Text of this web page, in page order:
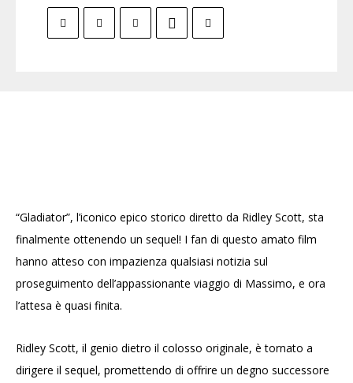
“Gladiator”, l’iconico epico storico diretto da Ridley Scott, sta
finalmente ottenendo un sequel! I fan di questo amato film
hanno atteso con impazienza qualsiasi notizia sul
proseguimento dell’appassionante viaggio di Massimo, e ora
l’attesa è quasi finita.
Ridley Scott, il genio dietro il colosso originale, è tornato a
dirigere il sequel, promettendo di offrire un degno successore